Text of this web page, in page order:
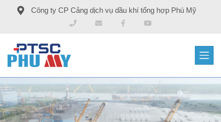
Công ty CP Cảng dịch vụ dầu khí tổng hợp Phú Mỹ